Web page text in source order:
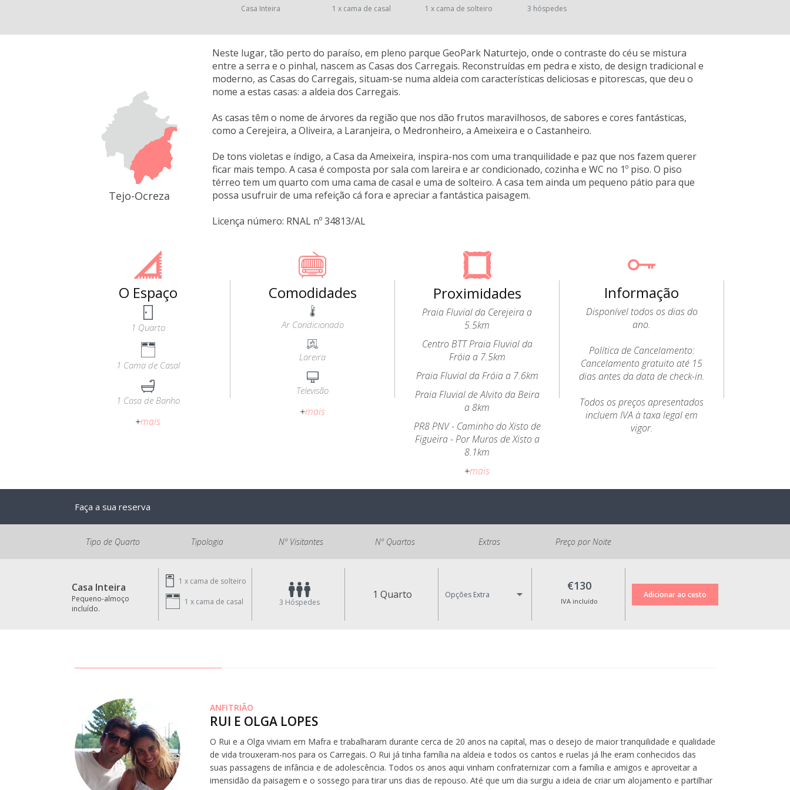
Casa Inteira 1 x cama de casal 1 x cama de solteiro 3 hóspedes
Tejo-Ocreza
Neste lugar, tão perto do paraíso, em pleno parque GeoPark Naturtejo, onde o contraste do céu se mistura
entre a serra e o pinhal, nascem as Casas dos Carregais. Reconstruídas em pedra e xisto, de design tradicional e
moderno, as Casas do Carregais, situam-se numa aldeia com características deliciosas e pitorescas, que deu o
nome a estas casas: a aldeia dos Carregais.
As casas têm o nome de árvores da região que nos dão frutos maravilhosos, de sabores e cores fantásticas,
como a Cerejeira, a Oliveira, a Laranjeira, o Medronheiro, a Ameixeira e o Castanheiro.
De tons violetas e índigo, a Casa da Ameixeira, inspira-nos com uma tranquilidade e paz que nos fazem querer
ficar mais tempo. A casa é composta por sala com lareira e ar condicionado, cozinha e WC no 1º piso. O piso
térreo tem um quarto com uma cama de casal e uma de solteiro. A casa tem ainda um pequeno pátio para que
possa usufruir de uma refeição cá fora e apreciar a fantástica paisagem.
Licença número: RNAL nº 34813/AL
O Espaço
1 Quarto
1 Cama de Casal
1 Casa de Banho
+mais
Comodidades
Ar Condicionado
Lareira
Televisão
+mais
Proximidades
Praia Fluvial da Cerejeira a
5.5km
Centro BTT Praia Fluvial da
Fróia a 7.5km
Praia Fluvial da Fróia a 7.6km
Praia Fluvial de Alvito da Beira
a 8km
PR8 PNV - Caminho do Xisto de
Figueira - Por Muros de Xisto a
8.1km
+mais
Informação
Disponível todos os dias do
ano.
Política de Cancelamento:
Cancelamento gratuito até 15
dias antes da data de check-in.
Todos os preços apresentados
incluem IVA à taxa legal em
vigor.
Faça a sua reserva
Tipo de Quarto Tipologia Nº Visitantes Nº Quartos Extras Preço por Noite
Casa Inteira
Pequeno-almoço
incluído.
1 x cama de solteiro
1 x cama de casal 3 Hóspedes
1 Quarto Opções Extra
€130
IVA incluído
ANFITRIÃO
RUI E OLGA LOPES
O Rui e a Olga viviam em Mafra e trabalharam durante cerca de 20 anos na capital, mas o desejo de maior tranquilidade e qualidade
de vida trouxeram-nos para os Carregais. O Rui já tinha família na aldeia e todos os cantos e ruelas já lhe eram conhecidos das
suas passagens de infância e de adolescência. Todos os anos aqui vinham confraternizar com a família e amigos e aproveitar a
imensidão da paisagem e o sossego para tirar uns dias de repouso. Até que um dia surgiu a ideia de criar um alojamento e partilhar